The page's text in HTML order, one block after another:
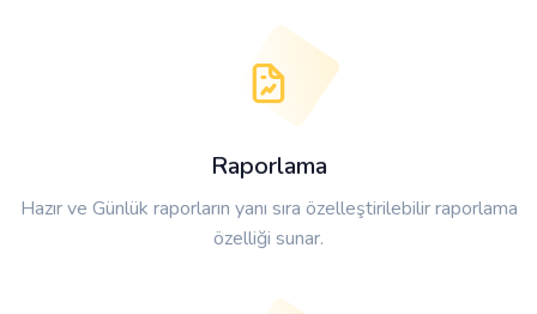
Raporlama
Hazır ve Günlük raporların yanı sıra özelleştirilebilir raporlama
özelliği sunar.